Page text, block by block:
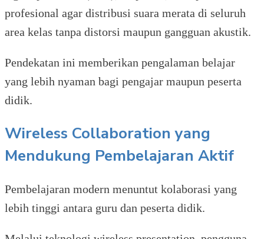
profesional agar distribusi suara merata di seluruh
area kelas tanpa distorsi maupun gangguan akustik.
Pendekatan ini memberikan pengalaman belajar
yang lebih nyaman bagi pengajar maupun peserta
didik.
Wireless Collaboration yang
Mendukung Pembelajaran Aktif
Pembelajaran modern menuntut kolaborasi yang
lebih tinggi antara guru dan peserta didik.